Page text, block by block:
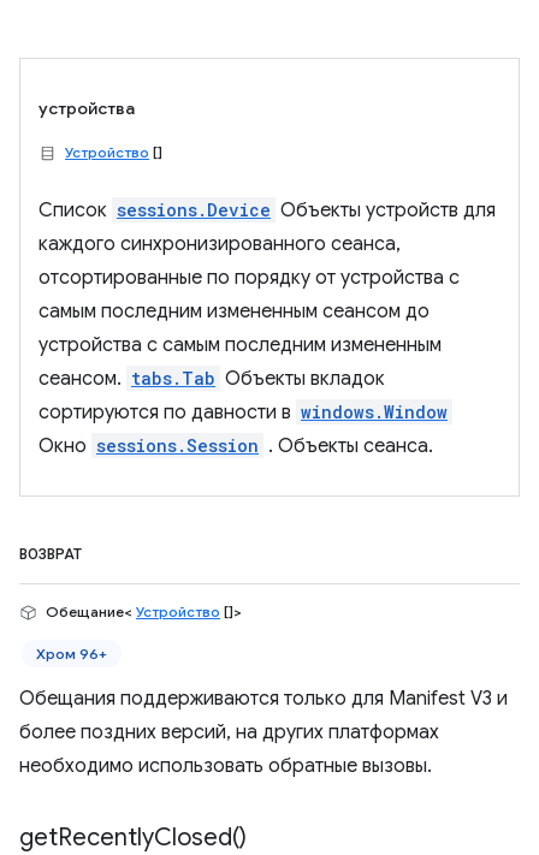
устройства
Устройство []
Список sessions.Device Объекты устройств для
каждого синхронизированного сеанса,
отсортированные по порядку от устройства с
самым последним измененным сеансом до
устройства с самым последним измененным
сеансом. tabs.Tab Объекты вкладок
сортируются по давности в windows.Window
Окно sessions.Session . Объекты сеанса.
ВОЗВРАТ
Обещание< Устройство []>
Хром 96+
Обещания поддерживаются только для Manifest V3 и
более поздних версий, на других платформах
необходимо использовать обратные вызовы.
getRecentlyClosed()